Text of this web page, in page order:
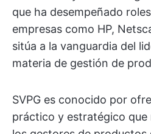
que ha desempeñado
empresas como HP,
sitúa a la vanguardia del
materia de gestión de
SVPG es conocido por
práctico y estratégico que